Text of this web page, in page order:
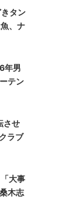
きタン
、ナ
年男
テン
させ
ラブ
大事
木志